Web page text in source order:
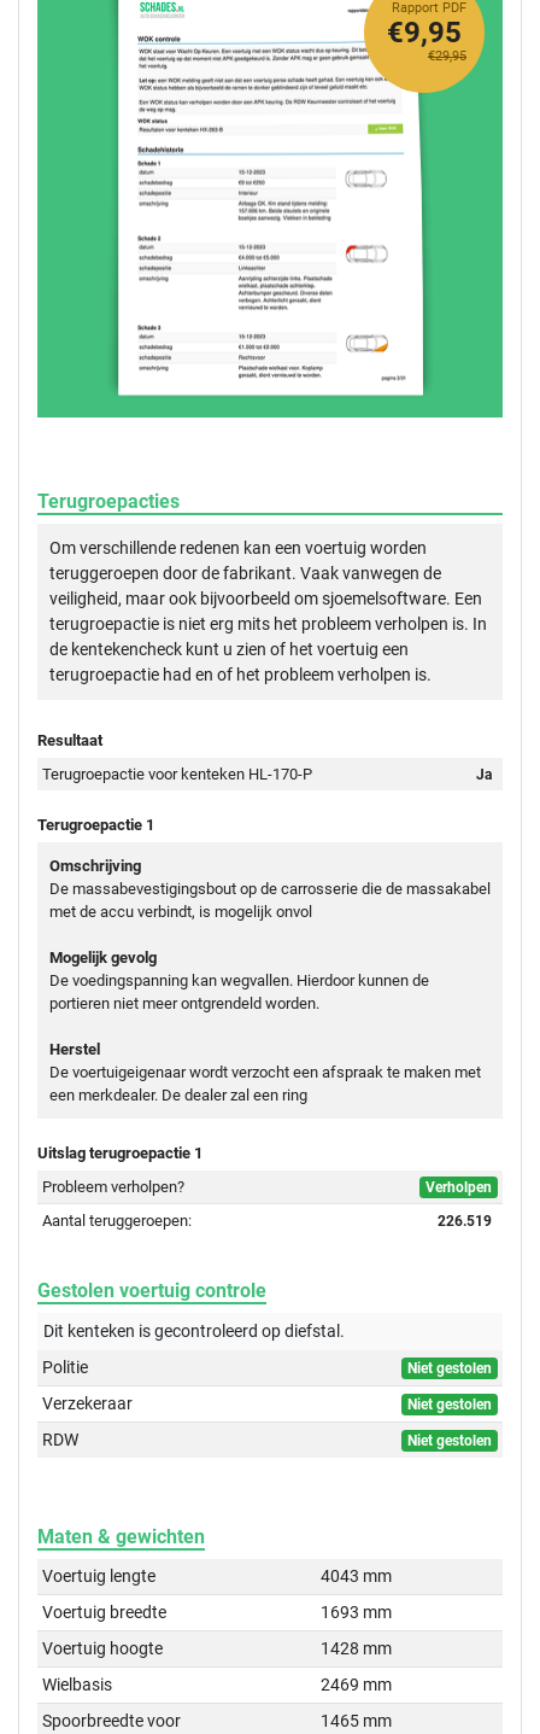
Rapport PDF
€29,95
€9,95
Terugroepacties
Om verschillende redenen kan een voertuig worden
teruggeroepen door de fabrikant. Vaak vanwegen de
veiligheid, maar ook bijvoorbeeld om sjoemelsoftware. Een
terugroepactie is niet erg mits het probleem verholpen is. In
de kentekencheck kunt u zien of het voertuig een
terugroepactie had en of het probleem verholpen is.
Resultaat
Terugroepactie voor kenteken HL-170-P
Ja
Terugroepactie 1
Omschrijving
De massabevestigingsbout op de carrosserie die de massakabel
met de accu verbindt, is mogelijk onvol
Mogelijk gevolg
De voedingspanning kan wegvallen. Hierdoor kunnen de
portieren niet meer ontgrendeld worden.
Herstel
De voertuigeigenaar wordt verzocht een afspraak te maken met
een merkdealer. De dealer zal een ring
Uitslag terugroepactie 1
Probleem verholpen?
Verholpen
Aantal teruggeroepen: 226.519
Gestolen voertuig controle
Dit kenteken is gecontroleerd opdiefstal.
Politie
Niet gestolen
Verzekeraar Niet gestolen
RDW Niet gestolen
Maten & gewichten
Voertuig lengte
4043 mm
Voertuig breedte
1693 mm
Voertuig hoogte
1428 mm
Wielbasis
2469 mm
Spoorbreedte voor
1465 mm